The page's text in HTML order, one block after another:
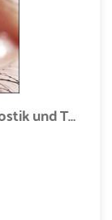
Die Konstitution - Humorale Diagnostik und Therapie